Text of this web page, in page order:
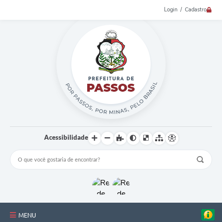
Login / Cadastro
Acessibilidade
MENU